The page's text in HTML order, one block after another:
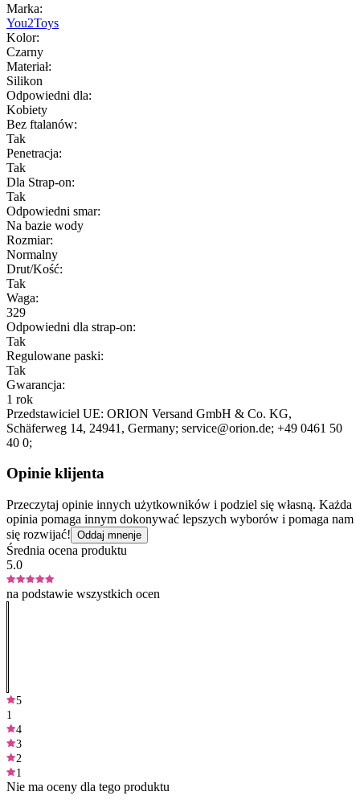
Marka:
You2Toys
Kolor:
Czarny
Materiał:
Silikon
Odpowiedni dla:
Kobiety
Bez ftalanów:
Tak
Penetracja:
Tak
Dla Strap-on:
Tak
Odpowiedni smar:
Na bazie wody
Rozmiar:
Normalny
Drut/Kość:
Tak
Waga:
329
Odpowiedni dla strap-on:
Tak
Regulowane paski:
Tak
Gwarancja:
1 rok
Przedstawiciel UE: ORION Versand GmbH & Co. KG,
Schäferweg 14, 24941 , Germany; service@orion.de; +49 0461 50
40 0;
Opinie klijenta
Przeczytaj opinie innych użytkowników i podziel się własną. Każda
opinia pomaga innym dokonywać lepszych wyborów i pomaga nam
się rozwijać! Oddaj mnenje
Średnia ocena produktu
5.0
na podstawie wszystkich ocen
5
1
4
3
2
1
Nie ma oceny dla tego produktu